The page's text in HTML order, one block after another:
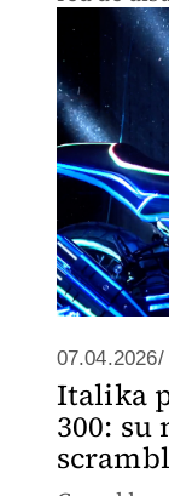
07.04.2026/
Italika
300: su